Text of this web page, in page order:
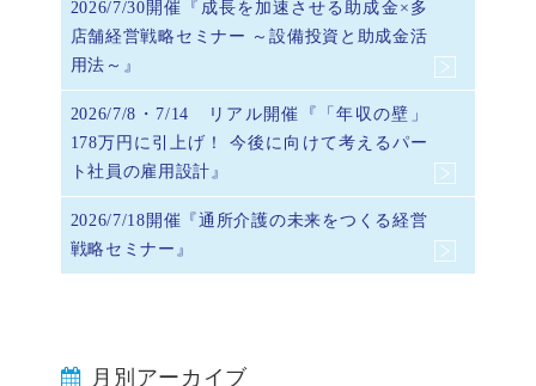
2026/7/30開催『成長を加速させる助成金×多
店舗経営戦略セミナー ～設備投資と助成金活
用法～』
2026/7/8・7/14 リアル開催『「年収の壁」
178万円に引上げ！ 今後に向けて考えるパー
ト社員の雇用設計』
2026/7/18開催『通所介護の未来をつくる経営
戦略セミナー』
月別アーカイブ